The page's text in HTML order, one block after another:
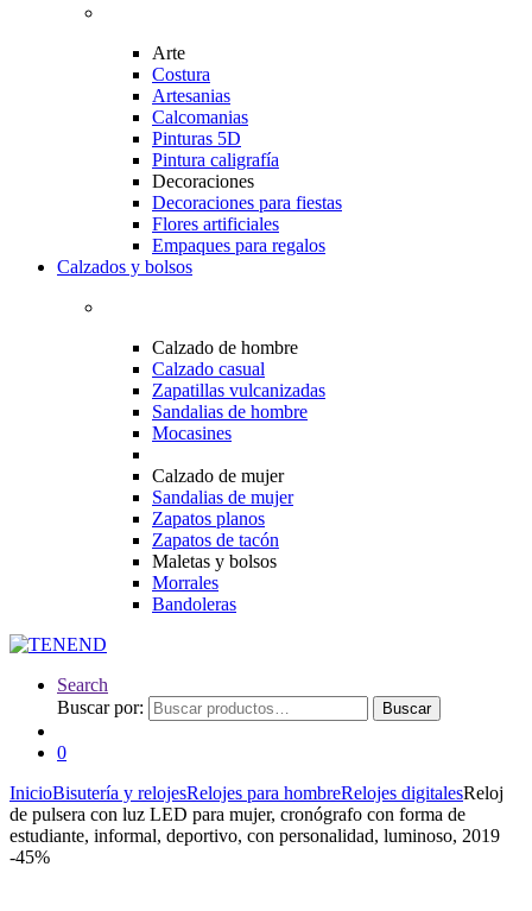
Arte
Costura
Artesanias
Calcomanias
Pinturas 5D
Pintura caligrafía
Decoraciones
Decoraciones para fiestas
Flores artificiales
Empaques para regalos
Calzados y bolsos
Calzado de hombre
Calzado casual
Zapatillas vulcanizadas
Sandalias de hombre
Mocasines
Calzado de mujer
Sandalias de mujer
Zapatos planos
Zapatos de tacón
Maletas y bolsos
Morrales
Bandoleras
Search
Buscar por:
Buscar
0
InicioBisutería y relojesRelojes para hombreRelojes digitalesReloj
de pulsera con luz LED para mujer, cronógrafo con forma de
estudiante, informal, deportivo, con personalidad, luminoso, 2019
-45%